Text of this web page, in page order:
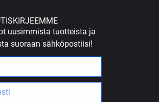
uusimmista tuotteista ja
suoraan sähköpostiisi!